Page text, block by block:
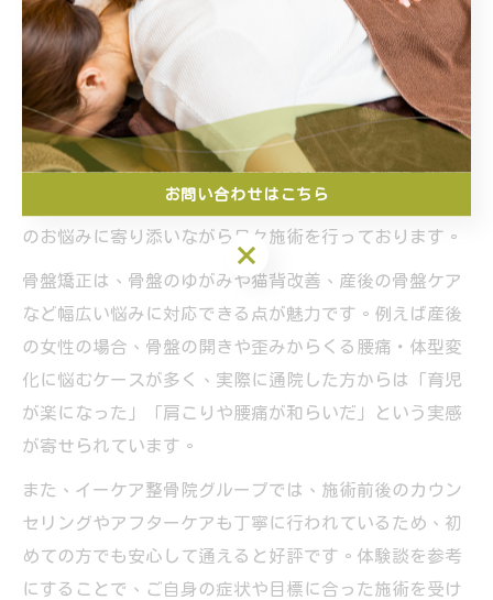
骨盤矯正を実際に整骨院で受けた方の体験談からは、
「腰の違和感が軽減した」「姿勢が良くなった」「産後
の体型戻しがスムーズだった」などの声が多く聞かれま
す。特に栃木県内のイーケア整骨院グループ（栃木市の
オレンジはりきゅう整骨院、鹿沼市のライオンはりきゅ
う整骨院、日光市のタンポポはりきゅう整骨院、宇都宮
市のしろくま鍼灸整骨院）では、地域の皆さまのお身体
のお悩みに寄り添いながら日々施術を行っております。
骨盤矯正は、骨盤のゆがみや猫背改善、産後の骨盤ケア
など幅広い悩みに対応できる点が魅力です。例えば産後
の女性の場合、骨盤の開きや歪みからくる腰痛・体型変
化に悩むケースが多く、実際に通院した方からは「育児
が楽になった」「肩こりや腰痛が和らいだ」という実感
が寄せられています。
また、イーケア整骨院グループでは、施術前後のカウン
セリングやアフターケアも丁寧に行われているため、初
めての方でも安心して通えると好評です。体験談を参考
にすることで、ご自身の症状や目標に合った施術を受け
お問い合わせはこちら
お問い合わせはこちら